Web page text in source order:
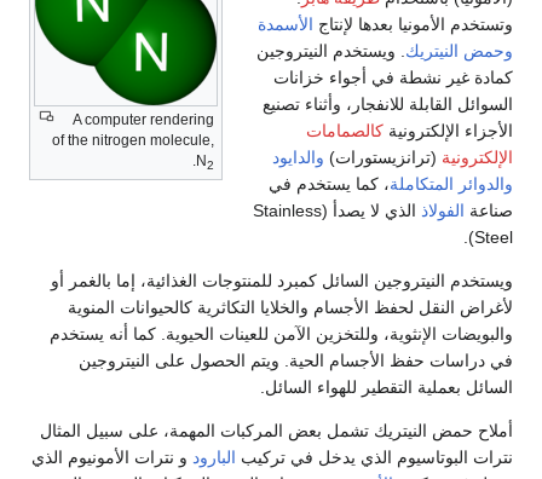
A computer rendering
of the nitrogen molecule,
N2
وتستخدم الأمونيا بعدها لإنتاج الأسمدة
وحمض النيتريك . ويستخدم النيتروجين
كمادة غير نشطة في أجواء خزانات
السوائل القابلة للانفجار، وأثناء تصنيع
الأجزاء الإلكترونية كالصمامات
الإلكترونية (ترانزيستورات) والدايود
والدوائر المتكاملة، كما يستخدم في
صناعة الفولاذ
الذي لا يصدأ (Stainless
Steel).
ويستخدم النيتروجين السائل كمبرد للمنتوجات الغذائية، إما بالغمر أو
لأغراض النقل لحفظ الأجسام والخلايا التكاثرية كالحيوانات المنوية
والبويضات الإنثوية، وللتخزين الآمن للعينات الحيوية. كما أنه يستخدم
في دراسات حفظ الأجسام الحية. ويتم الحصول على النيتروجين
السائل بعملية التقطير للهواء السائل.
أملاح حمض النيتريك تشمل بعض المركبات المهمة، على سبيل المثال
نترات البوتاسيوم الذي يدخل في تركيب البارود و نترات الأمونيوم الذي